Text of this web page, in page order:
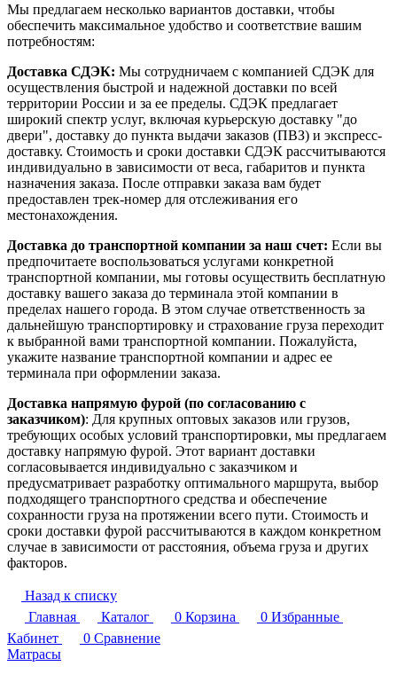
Мы предлагаем несколько вариантов доставки, чтобы
обеспечить максимальное удобство и соответствие вашим
потребностям:
Доставка СДЭК: Мы сотрудничаем с компанией СДЭК для
осуществления быстрой и надежной доставки по всей
территории России и за ее пределы. СДЭК предлагает
широкий спектр услуг, включая курьерскую доставку "до
двери", доставку до пункта выдачи заказов (ПВЗ) и экспресс-
доставку. Стоимость и сроки доставки СДЭК рассчитываются
индивидуально в зависимости от веса, габаритов и пункта
назначения заказа. После отправки заказа вам будет
предоставлен трек-номер для отслеживания его
местонахождения.
Доставка до транспортной компании за наш счет: Если вы
предпочитаете воспользоваться услугами конкретной
транспортной компании, мы готовы осуществить бесплатную
доставку вашего заказа до терминала этой компании в
пределах нашего города. В этом случае ответственность за
дальнейшую транспортировку и страхование груза переходит
к выбранной вами транспортной компании. Пожалуйста,
укажите название транспортной компании и адрес ее
терминала при оформлении заказа.
Доставка напрямую фурой (по согласованию с
заказчиком): Для крупных оптовых заказов или грузов,
требующих особых условий транспортировки, мы предлагаем
доставку напрямую фурой. Этот вариант доставки
согласовывается индивидуально с заказчиком и
предусматривает разработку оптимального маршрута, выбор
подходящего транспортного средства и обеспечение
сохранности груза на протяжении всего пути. Стоимость и
сроки доставки фурой рассчитываются в каждом конкретном
случае в зависимости от расстояния, объема груза и других
факторов.
Назад к списку
Главная
Каталог 0 Корзина 0 Избранные
Кабинет
0 Сравнение
Матрасы